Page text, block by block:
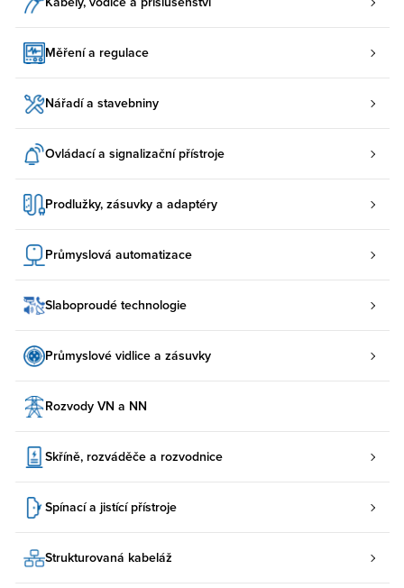
Měření a regulace
Nářadí a stavebniny
Ovládací a signalizační přístroje
Prodlužky, zásuvky a adaptéry
Průmyslová automatizace
Slaboproudé technologie
Průmyslové vidlice a zásuvky
Rozvody VN a NN
Skříně, rozváděče a rozvodnice
Spínací a jistící přístroje
Strukturovaná kabeláž